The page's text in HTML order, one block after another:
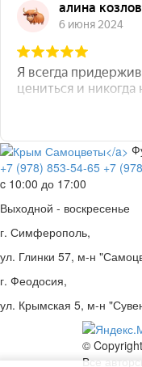
+7 (978) 853-54-65 +7
c 10:00 до 17:00
Выходной - воскресенье
г. Симферополь,
ул. Глинки 57, м-н
г. Феодосия,
ул. Крымская 5, м-н
©
Все